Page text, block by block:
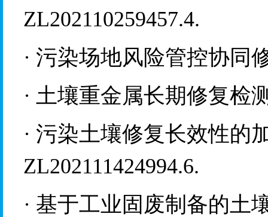
ZL202110259457.4.
· 污染场地风险管控协同
· 土壤重金属长期修复检
· 污染土壤修复长效性的
ZL202111424994.6.
· 基于工业固废制备的土